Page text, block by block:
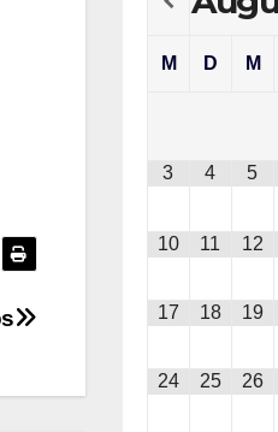
M D M
3 4 5
10 11 12
17 18 19
24 25 26